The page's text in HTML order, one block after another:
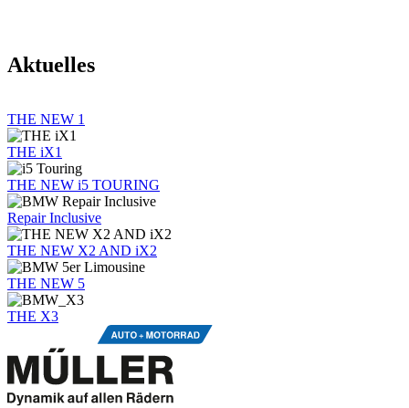
Aktuelles
THE NEW 1
THE iX1
THE NEW i5 TOURING
Repair Inclusive
THE NEW X2 AND iX2
THE NEW 5
THE X3